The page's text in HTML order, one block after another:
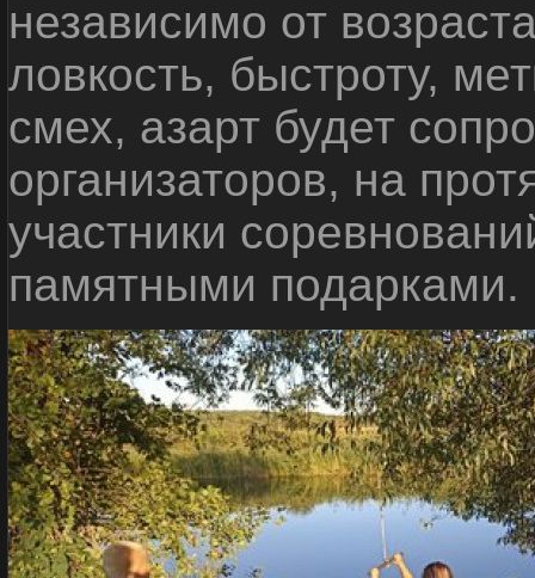
независимо от
ловкость, быстроту,
смех, азарт будет
организаторов, на
участники
памятными подарками.